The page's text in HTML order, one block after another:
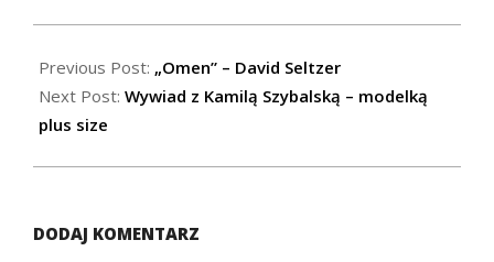
01-
19
Previous Post: „Omen” – David Seltzer
Next Post: Wywiad z Kamilą Szybalską – modelką
plus size
DODAJ KOMENTARZ